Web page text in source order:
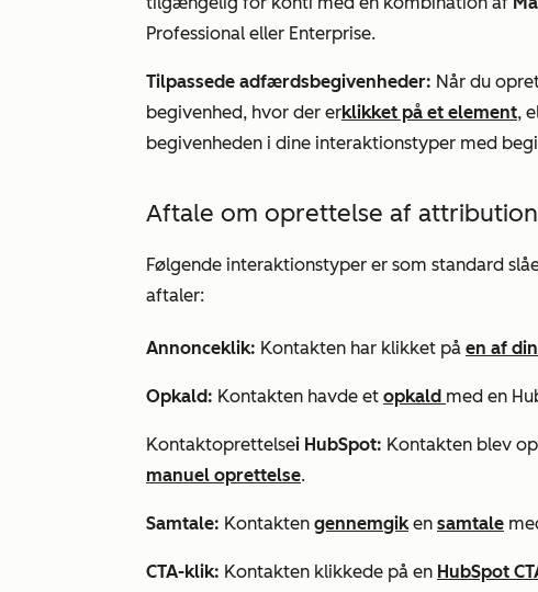
Professional eller Enterprise.
Tilpassede adfærdsbegivenheder: Når du
begivenhed, hvor der erklikket på et element,
begivenheden i dine interaktionstyper med
Aftale om oprettelse af
Følgende interaktionstyper er som standard
aftaler:
Annonceklik: Kontakten har klikket på en af
Opkald: Kontakten havde et opkald med en
Kontaktoprettelsei HubSpot: Kontakten blev
manuel oprettelse.
Samtale: Kontakten gennemgiken samtale
CTA-klik: Kontakten klikkede på en HubSpot